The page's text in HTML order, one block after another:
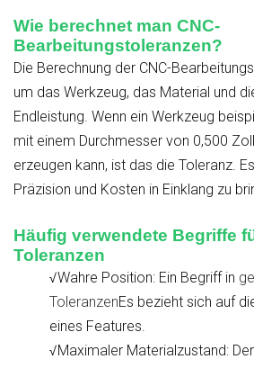
Wie berechnet man CNC-
Bearbeitungstoleranzen?
Die Berechnung der CNC-
um das Werkzeug, das Material und
Endleistung. Wenn ein Werkzeug
mit einem Durchmesser von 0,500
erzeugen kann, ist das die Toleranz.
Präzision und Kosten in Einklang zu
Häufig verwendete Begriffe
Toleranzen
√Wahre Position: Ein Begriff in
ToleranzenEs bezieht sich auf
eines Features.
√Maximaler Materialzustand: